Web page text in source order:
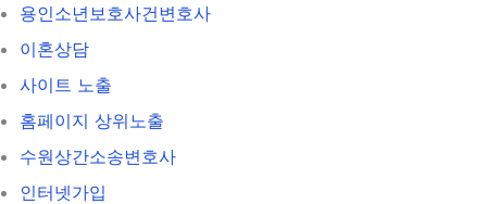
용인소년보호사건변호사
이혼상담
사이트 노출
홈페이지 상위노출
수원상간소송변호사
인터넷가입